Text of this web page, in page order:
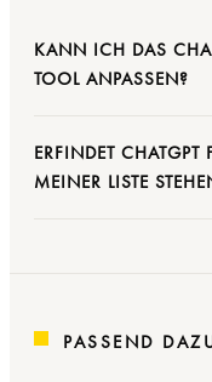
KANN ICH DAS
TOOL ANPASSEN?
ERFINDET
MEINER LISTE
PASSEND